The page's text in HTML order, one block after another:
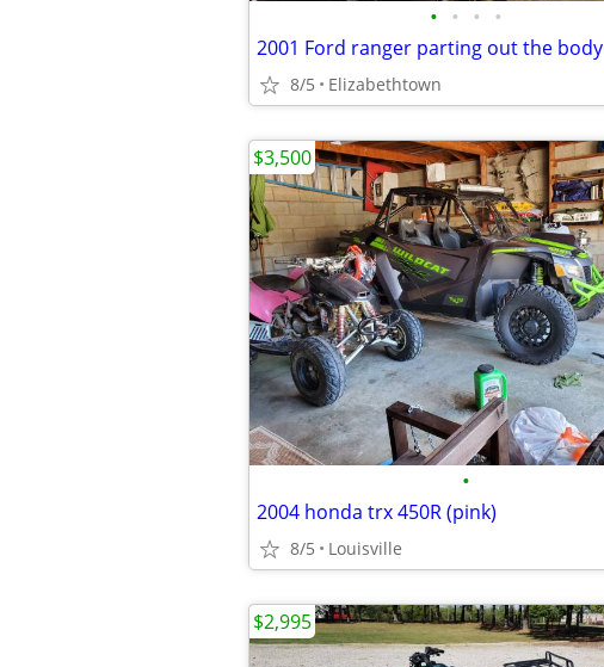
• • • •
2001 Ford ranger parting out the body
8/5 Elizabethtown
•
2004 honda trx 450R (pink)
8/5 Louisville
$3,500
$2,995